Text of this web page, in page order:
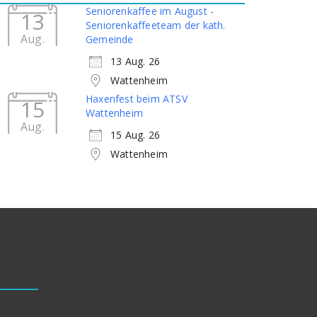
13
Aug.
Seniorenkaffee im August -
Seniorenkaffeeteam der kath.
Gemeinde
13 Aug. 26
Wattenheim
15
Aug.
Haxenfest beim ATSV
Wattenheim
15 Aug. 26
Wattenheim